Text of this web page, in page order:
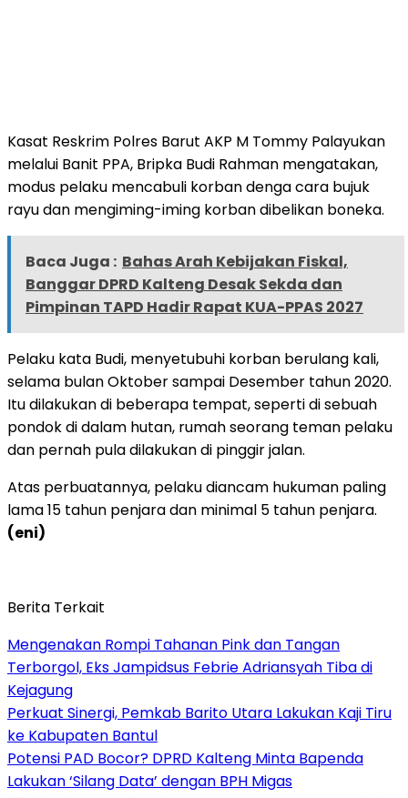
Kasat Reskrim Polres Barut AKP M Tommy Palayukan
melalui Banit PPA, Bripka Budi Rahman mengatakan,
modus pelaku mencabuli korban denga cara bujuk
rayu dan mengiming-iming korban dibelikan boneka.
Baca Juga : Bahas Arah Kebijakan Fiskal,
Banggar DPRD Kalteng Desak Sekda dan
Pimpinan TAPD Hadir Rapat KUA-PPAS 2027
Pelaku kata Budi, menyetubuhi korban berulang kali,
selama bulan Oktober sampai Desember tahun 2020.
Itu dilakukan di beberapa tempat, seperti di sebuah
pondok di dalam hutan, rumah seorang teman pelaku
dan pernah pula dilakukan di pinggir jalan.
Atas perbuatannya, pelaku diancam hukuman paling
lama 15 tahun penjara dan minimal 5 tahun penjara.
(eni)
Berita Terkait
Mengenakan Rompi Tahanan Pink dan Tangan
Terborgol, Eks Jampidsus Febrie Adriansyah Tiba di
Kejagung
Perkuat Sinergi, Pemkab Barito Utara Lakukan Kaji Tiru
ke Kabupaten Bantul
Potensi PAD Bocor? DPRD Kalteng Minta Bapenda
Lakukan ‘Silang Data’ dengan BPH Migas